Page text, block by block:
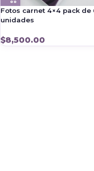
Fotos carnet 4×4 pack de
unidades
$8,500.00